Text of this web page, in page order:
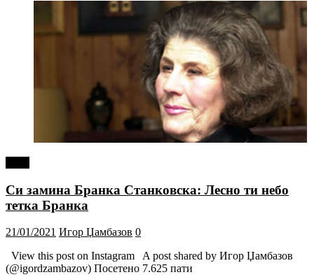
Си замина Бранка Станковска: Лесно ти небо
тетка Бранка
21/01/2021 Игор Џамбазов 0
View this post on Instagram A post shared by Игор Џамбазов
(@igordzambazov) Посетено 7.625 пати